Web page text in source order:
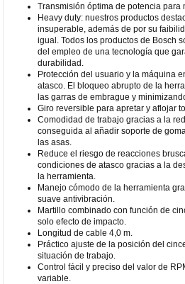
Transmisión óptima de potencia para
Heavy duty: nuestros productos
insuperable, además de por su
igual. Todos los productos de Bosch
del empleo de una tecnología que
durabilidad.
Protección del usuario y la máquina
atasco. El bloqueo abrupto de la
las garras de embrague y
Giro reversible para apretar y aflojar
Comodidad de trabajo gracias a la
conseguida al añadir soporte de
las asas.
Reduce el riesgo de reacciones
condiciones de atasco gracias a la
la herramienta.
Manejo cómodo de la herramienta
suave antivibración.
Martillo combinado con función de
solo efecto de impacto.
Longitud de cable 4,0 m.
Práctico ajuste de la posición del
situación de trabajo.
Control fácil y preciso del valor de
variable.